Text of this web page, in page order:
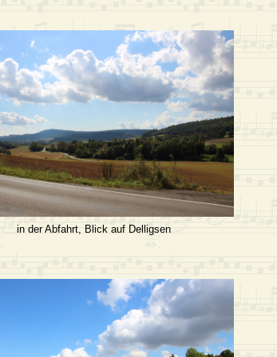
in der Abfahrt, Blick auf Delligsen